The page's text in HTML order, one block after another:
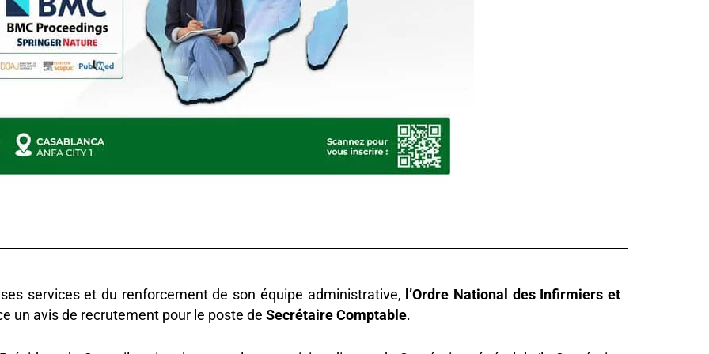
services et du renforcement de son équipe administrative, l’Ordre National des Infirmiers et
un avis de recrutement pour le poste de Secrétaire Comptable.